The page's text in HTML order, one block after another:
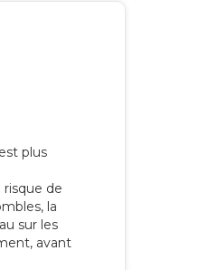
plus
de
la
sur les
avant